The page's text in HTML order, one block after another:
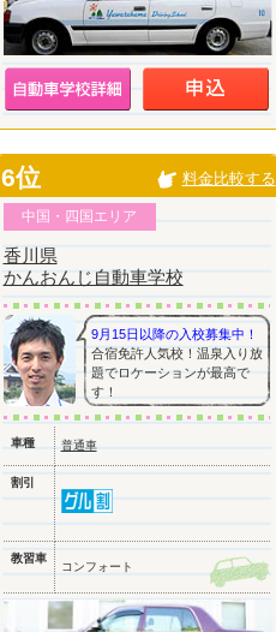
6位 料金比較する
中国・四国エリア
香川県
かんおんじ自動車学校
9月15日以降の入校募集中！
合宿免許人気校！温泉入り放
題でロケーションが最高で
す！
車種 普通車
割引
教習車
コンフォート